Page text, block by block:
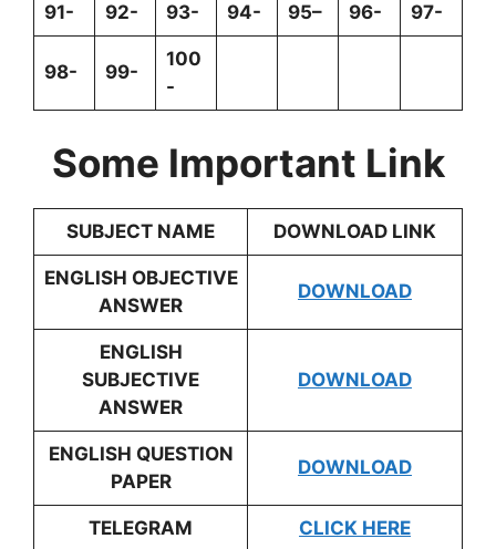
91- 92- 93- 94- 95– 96- 97-
98- 99-
100
-
Some Important Link
SUBJECT NAME DOWNLOAD LINK
ENGLISH OBJECTIVE
ANSWER
DOWNLOAD
ENGLISH
SUBJECTIVE
ANSWER
DOWNLOAD
ENGLISH QUESTION
PAPER
DOWNLOAD
TELEGRAM CLICK HERE